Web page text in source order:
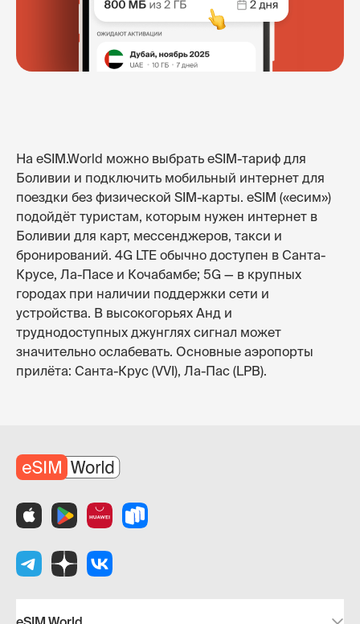
На eSIM.World можно выбрать eSIM-тариф для
Боливии и подключить мобильный интернет для
поездки без физической SIM-карты. eSIM («есим»)
подойдёт туристам, которым нужен интернет в
Боливии для карт, мессенджеров, такси и
бронирований. 4G LTE обычно доступен в Санта-
Крусе, Ла-Пасе и Кочабамбе; 5G — в крупных
городах при наличии поддержки сети и
устройства. В высокогорьях Анд и
труднодоступных джунглях сигнал может
значительно ослабевать. Основные аэропорты
прилёта: Санта-Крус (VVI), Ла-Пас (LPB).